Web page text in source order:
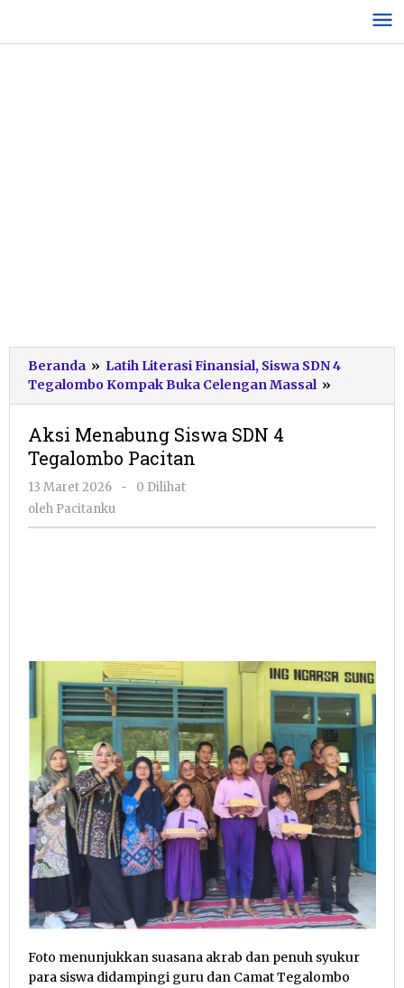
konten
Beranda » Latih Literasi Finansial, Siswa SDN 4
Tegalombo Kompak Buka Celengan Massal »
Menabung
Aksi Menabung Siswa SDN 4
Tegalombo Pacitan
13 Maret 2026
oleh
-
0 Dilihat
oleh Pacitanku
Foto menunjukkan suasana akrab dan penuh syukur
para siswa didampingi guru dan Camat Tegalombo